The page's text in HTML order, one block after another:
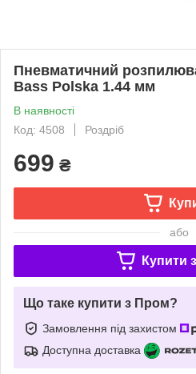
Пневматичний
Bass Polska 1.44 мм
В наявності
Код: 4508
Роздріб
699 ₴
або
Купити з
Що таке купити з Пром?
Замовлення під захистом
Доступна доставка